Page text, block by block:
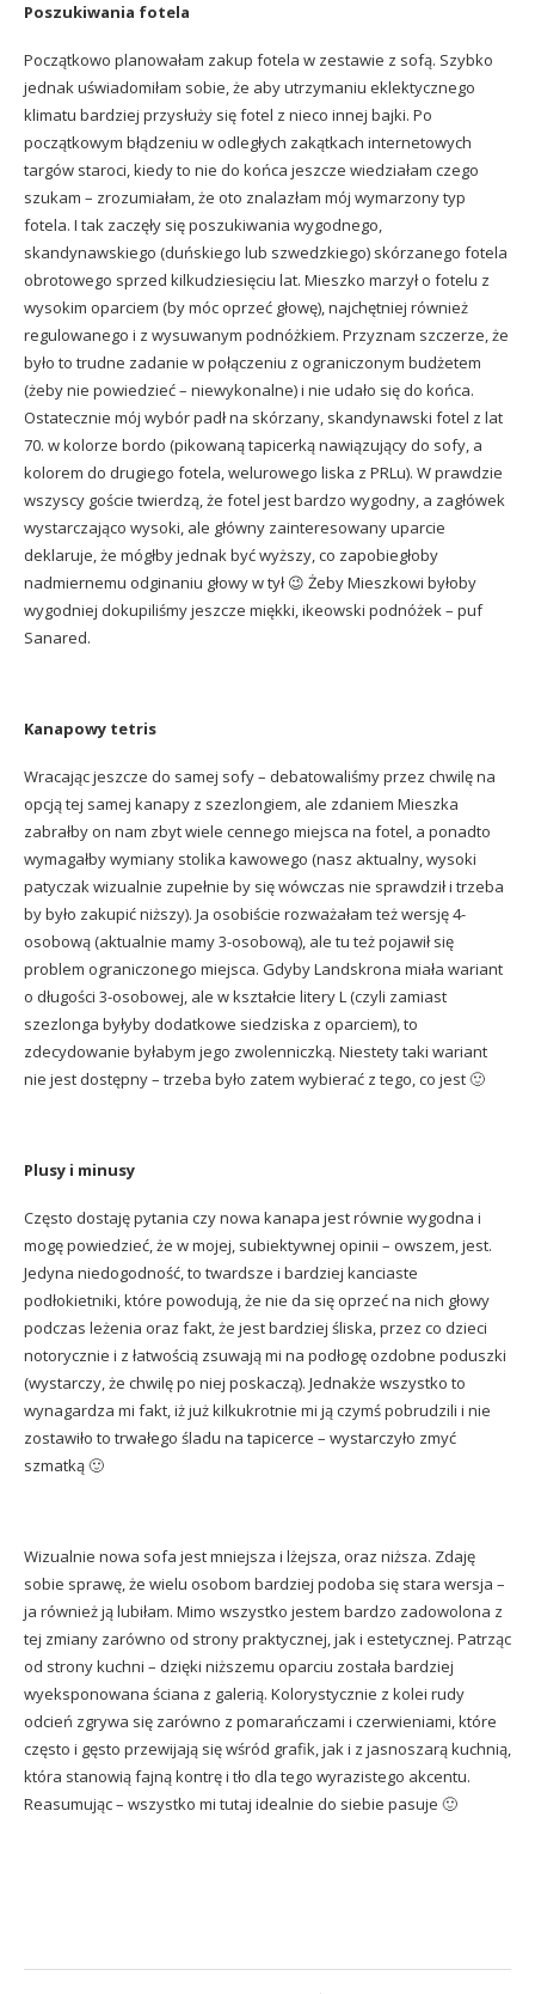
Poszukiwania fotela
Początkowo planowałam zakup fotela w zestawie z sofą. Szybko
jednak uświadomiłam sobie, że aby utrzymaniu eklektycznego
klimatu bardziej przysłuży się fotel z nieco innej bajki. Po
początkowym błądzeniu w odległych zakątkach internetowych
targów staroci, kiedy to nie do końca jeszcze wiedziałam czego
szukam – zrozumiałam, że oto znalazłam mój wymarzony typ
fotela. I tak zaczęły się poszukiwania wygodnego,
skandynawskiego (duńskiego lub szwedzkiego) skórzanego fotela
obrotowego sprzed kilkudziesięciu lat. Mieszko marzył o fotelu z
wysokim oparciem (by móc oprzeć głowę), najchętniej również
regulowanego i z wysuwanym podnóżkiem. Przyznam szczerze, że
było to trudne zadanie w połączeniu z ograniczonym budżetem
(żeby nie powiedzieć – niewykonalne) i nie udało się do końca.
Ostatecznie mój wybór padł na skórzany, skandynawski fotel z lat
70. w kolorze bordo (pikowaną tapicerką nawiązujący do sofy, a
kolorem do drugiego fotela, welurowego liska z PRLu). W prawdzie
wszyscy goście twierdzą, że fotel jest bardzo wygodny, a zagłówek
wystarczająco wysoki, ale główny zainteresowany uparcie
deklaruje, że mógłby jednak być wyższy, co zapobiegłoby
nadmiernemu odginaniu głowy w tył 😉 Żeby Mieszkowi byłoby
wygodniej dokupiliśmy jeszcze miękki, ikeowski podnóżek – puf
Sanared.
Kanapowy tetris
Wracając jeszcze do samej sofy – debatowaliśmy przez chwilę na
opcją tej samej kanapy z szezlongiem, ale zdaniem Mieszka
zabrałby on nam zbyt wiele cennego miejsca na fotel, a ponadto
wymagałby wymiany stolika kawowego (nasz aktualny, wysoki
patyczak wizualnie zupełnie by się wówczas nie sprawdził i trzeba
by było zakupić niższy). Ja osobiście rozważałam też wersję 4-
osobową (aktualnie mamy 3-osobową), ale tu też pojawił się
problem ograniczonego miejsca. Gdyby Landskrona miała wariant
o długości 3-osobowej, ale w kształcie litery L (czyli zamiast
szezlonga byłyby dodatkowe siedziska z oparciem), to
zdecydowanie byłabym jego zwolenniczką. Niestety taki wariant
nie jest dostępny – trzeba było zatem wybierać z tego, co jest 🙂
Plusy i minusy
Często dostaję pytania czy nowa kanapa jest równie wygodna i
mogę powiedzieć, że w mojej, subiektywnej opinii – owszem, jest.
Jedyna niedogodność, to twardsze i bardziej kanciaste
podłokietniki, które powodują, że nie da się oprzeć na nich głowy
podczas leżenia oraz fakt, że jest bardziej śliska, przez co dzieci
notorycznie i z łatwością zsuwają mi na podłogę ozdobne poduszki
(wystarczy, że chwilę po niej poskaczą). Jednakże wszystko to
wynagardza mi fakt, iż już kilkukrotnie mi ją czymś pobrudzili i nie
zostawiło to trwałego śladu na tapicerce – wystarczyło zmyć
szmatką 🙂
Wizualnie nowa sofa jest mniejsza i lżejsza, oraz niższa. Zdaję
sobie sprawę, że wielu osobom bardziej podoba się stara wersja –
ja również ją lubiłam. Mimo wszystko jestem bardzo zadowolona z
tej zmiany zarówno od strony praktycznej, jak i estetycznej. Patrząc
od strony kuchni – dzięki niższemu oparciu została bardziej
wyeksponowana ściana z galerią. Kolorystycznie z kolei rudy
odcień zgrywa się zarówno z pomarańczami i czerwieniami, które
często i gęsto przewijają się wśród grafik, jak i z jasnoszarą kuchnią,
która stanowią fajną kontrę i tło dla tego wyrazistego akcentu.
Reasumując – wszystko mi tutaj idealnie do siebie pasuje 🙂